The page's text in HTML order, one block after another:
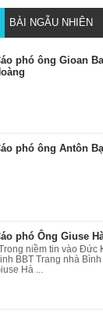
BÀI NGẪU NHIÊN
phó ông Gioan
phó ông Antôn
phó Ông Giuse
niềm tin vào Đức
BBT Trang nhà
Hà ...